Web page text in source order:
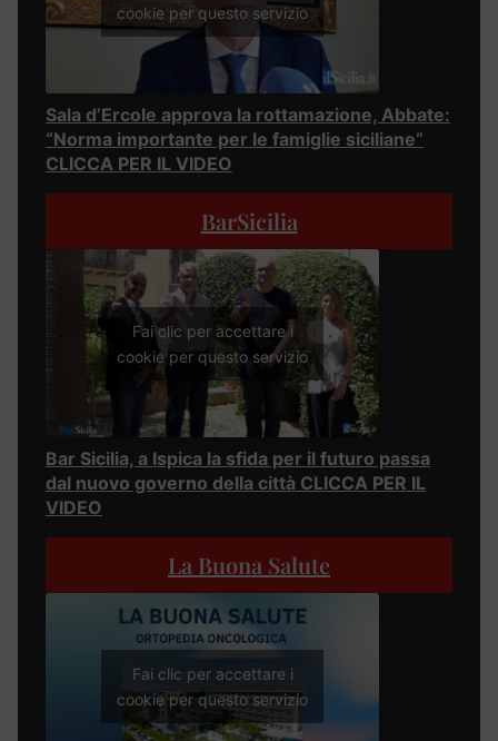
cookie per questo servizio
Sala d’Ercole approva la rottamazione, Abbate:
“Norma importante per le famiglie siciliane”
CLICCA PER IL VIDEO
BarSicilia
Fai clic per accettare i
cookie per questo servizio
Bar Sicilia, a Ispica la sfida per il futuro passa
dal nuovo governo della città CLICCA PER IL
VIDEO
La Buona Salute
Fai clic per accettare i
cookie per questo servizio